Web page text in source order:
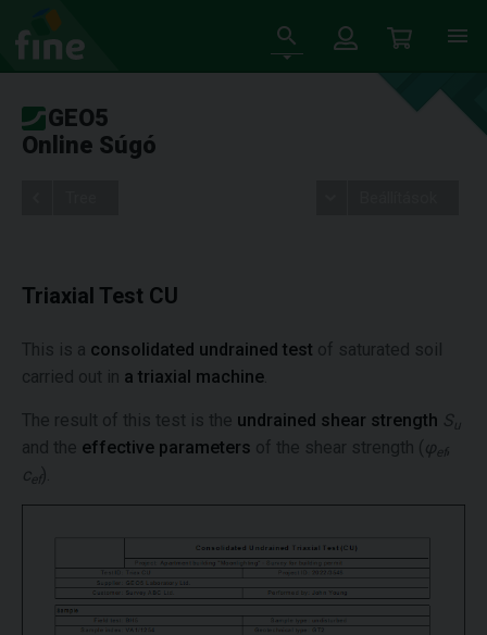
GEO5
Online Súgó
Triaxial Test CU
This is a consolidated undrained test of saturated soil
carried out in a triaxial machine
The result of this test is the undrained shear strength Su
and the effective parameters of the shear strength ( φef,
c ef).